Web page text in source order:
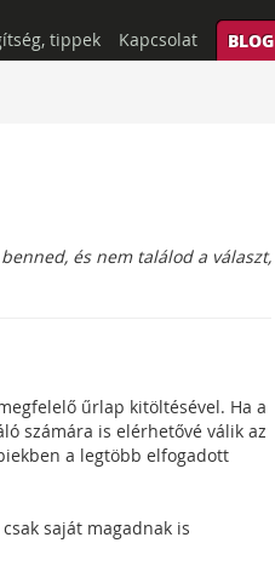
tippek Kapcsolat BLOG
és nem találod a választ,
űrlap kitöltésével. Ha a
számára is elérhetővé válik az
a legtöbb elfogadott
saját magadnak is